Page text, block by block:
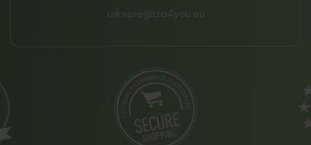
rakvere@bio4you.eu